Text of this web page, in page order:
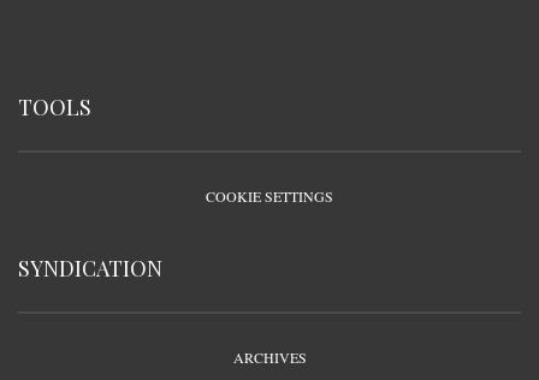
TOOLS
COOKIE SETTINGS
SYNDICATION
ARCHIVES